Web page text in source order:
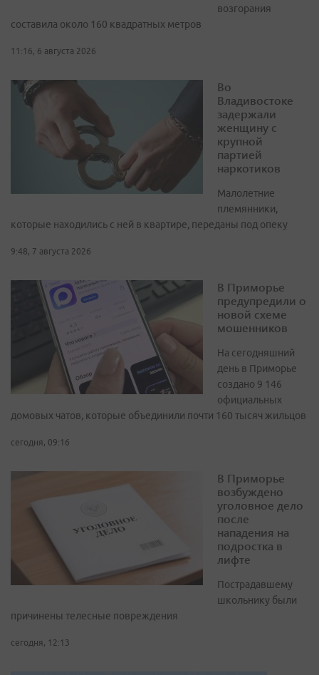
возгорания
составила около 160 квадратных метров
11:16, 6 августа 2026
Во
Владивостоке
задержали
женщину с
крупной
партией
наркотиков
Малолетние
племянники,
которые находились с ней в квартире, переданы под опеку
9:48, 7 августа 2026
В Приморье
предупредили о
новой схеме
мошенников
На сегодняшний
день в Приморье
создано 9 146
официальных
домовых чатов, которые объединили почти 160 тысяч жильцов
сегодня, 09:16
В Приморье
возбуждено
уголовное дело
после
нападения на
подростка в
лифте
Пострадавшему
школьнику были
причинены телесные повреждения
сегодня, 12:13